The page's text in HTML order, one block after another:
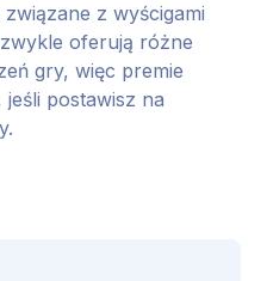
z wyścigami
oferują różne
gry, więc premie
jeśli postawisz na